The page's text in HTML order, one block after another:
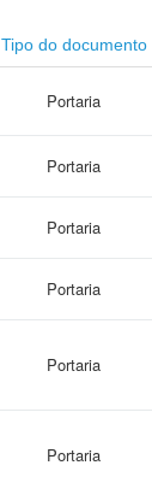
Tipo do documento
Portaria
Portaria
Portaria
Portaria
Portaria
Portaria